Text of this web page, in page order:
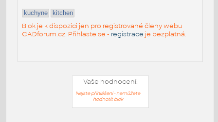
kuchyne kitchen
Blok je k dispozici jen pro registrované členy webu
CADforum.cz. Přihlaste se - registrace je bezplatná.
Vaše hodnocení:
Nejste přihlášeni - nemůžete
hodnotit blok